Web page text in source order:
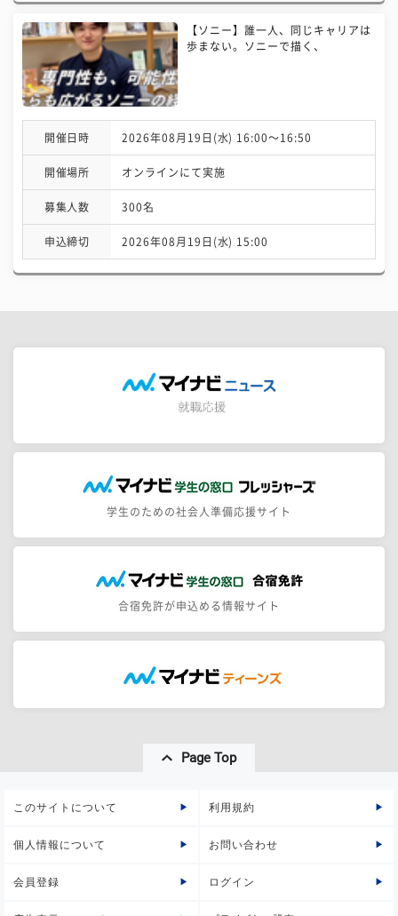
【ソニー】誰一人、同じキャリアは
歩まない。ソニーで描く、
開催日時 2026年08月19日(水) 16:00〜16:50
開催場所 オンラインにて実施
募集人数 300名
申込締切 2026年08月19日(水) 15:00
学生のための社会人準備応援サイト
合宿免許が申込める情報サイト
Page Top
このサイトについて 利用規約
個人情報について お問い合わせ
会員登録 ログイン